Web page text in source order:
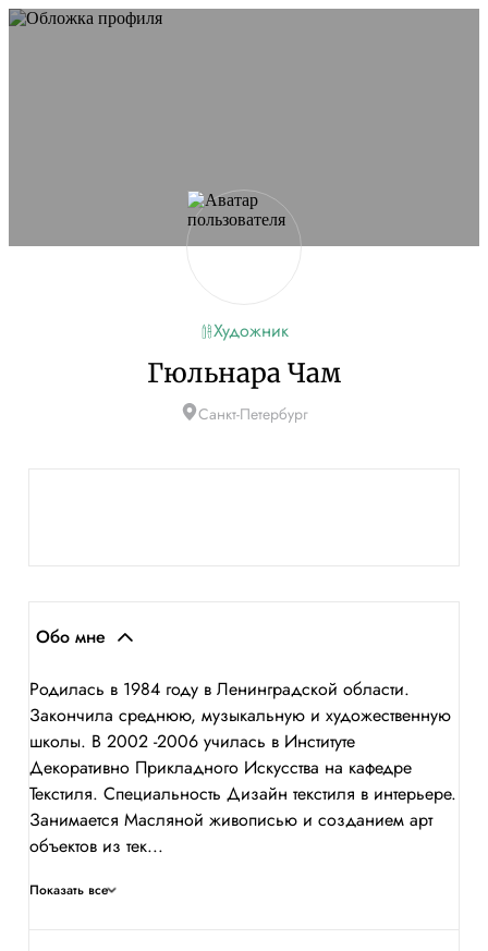
Художник
Гюльнара Чам
Санкт-Петербург
Обо мне
Родилась в 1984 году в Ленинградской области.
Закончила среднюю, музыкальную и художественную
школы. В 2002 -2006 училась в Институте
Декоративно Прикладного Искусства на кафедре
Текстиля. Специальность Дизайн текстиля в интерьере.
Занимается Масляной живописью и созданием арт
объектов из тек...
Показать все